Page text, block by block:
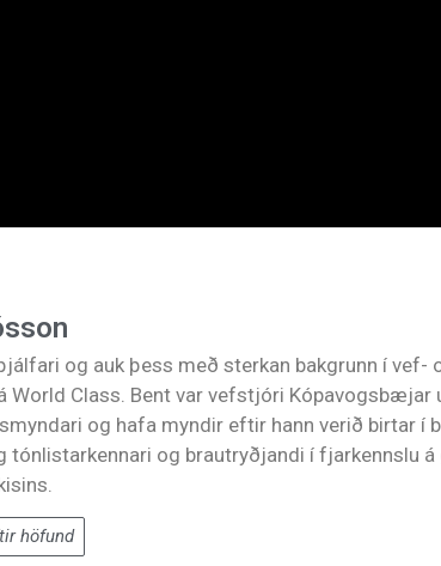
og auk þess með sterkan bakgrunn í
World Class. Bent var vefstjóri
og hafa myndir eftir hann verið birtar í
tónlistarkennari og brautryðjandi í fjarkennslu
höfund